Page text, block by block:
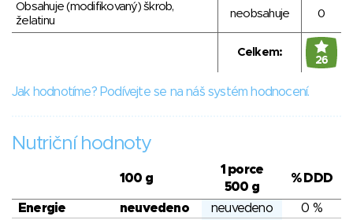
Obsahuje (modifikovaný) škrob,
želatinu
neobsahuje 0
Celkem:
26
Jak hodnotíme? Podívejte se na náš systém hodnocení.
Nutriční hodnoty
100 g
1 porce
500 g
% DDD
Energie neuvedeno neuvedeno
0 %